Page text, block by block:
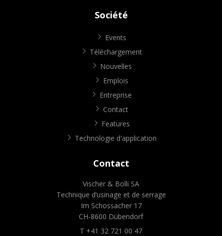
Société
Events
Téléchargement
Nouvelles
Emplois
Entreprise
Contact
Features
Technologie d'application
Contact
Vischer & Bolli SA
Technique d’usinage et de serrage
Im Schossacher 17
CH-8600 Dübendorf
T +41 32 721 00 47